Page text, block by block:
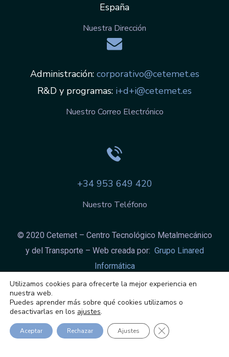
España
Nuestra Dirección
Administración: corporativo@cetemet.es
R&D y programas: i+d+i@cetemet.es
Nuestro Correo Electrónico
+34 953 649 420
Nuestro Teléfono
© 2020 Cetemet – Centro Tecnológico Metalmecánico
y del Transporte – Web creada por: Grupo Linared
Informática
Aviso legal|Política integrada|Política de
protección de datos
|
Utilizamos cookies para ofrecerte la mejor experiencia en
nuestra web.
Puedes aprender más sobre qué cookies utilizamos o
desactivarlas en los ajustes.
Aceptar Rechazar Ajustes Cerrar el banner de